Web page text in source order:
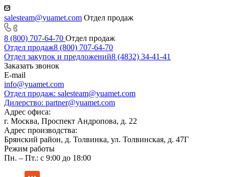
salesteam@yuamet.com Отдел продаж
8 (800) 707-64-70 Отдел продаж
Отдел продаж8 (800) 707-64-70
Отдел закупок и предложений8 (4832) 34-41-41
Заказать звонок
E-mail
info@yuamet.com
Отдел продаж: salesteam@yuamet.com
Дилерство: partner@yuamet.com
Адрес офиса:
г. Москва, Проспект Андропова, д. 22
Адрес производства:
Брянский район, д. Толвинка, ул. Толвинская, д. 47Г
Режим работы
Пн. – Пт.: с 9:00 до 18:00